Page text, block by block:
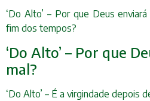
‘Do Alto’ – Por que Deus enviará
fim dos tempos?
‘Do Alto’ – Por que
mal?
‘Do Alto’ – É a virgindade depois